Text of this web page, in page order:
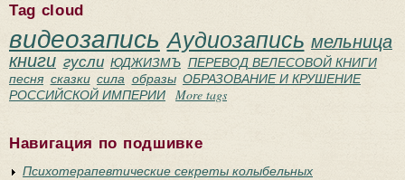
Tag cloud
видеозапись Аудиозапись мельница
книги гусли ЮДЖИЗМЪ ПЕРЕВОД ВЕЛЕСОВОЙ КНИГИ
песня сказки сила образы ОБРАЗОВАНИЕ И КРУШЕНИЕ
РОССИЙСКОЙ ИМПЕРИИ More tags
Навигация по подшивке
Психотерапевтические секреты колыбельных